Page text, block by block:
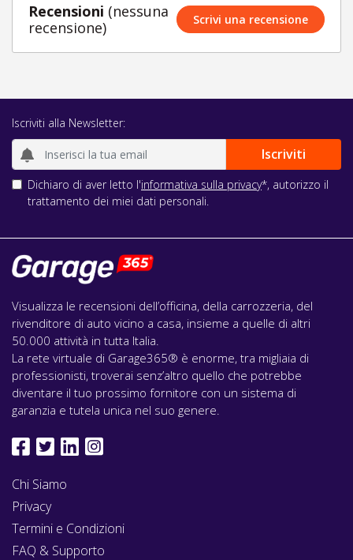
Recensioni (nessuna
recensione)
Scrivi una recensione
Iscriviti alla Newsletter:
Dichiaro di aver letto l'informativa sulla privacy*, autorizzo il
trattamento dei miei dati personali.
Visualizza le recensioni dell’officina, della carrozzeria, del
rivenditore di auto vicino a casa, insieme a quelle di altri
50.000 attività in tutta Italia.
La rete virtuale di Garage365® è enorme, tra migliaia di
professionisti, troverai senz’altro quello che potrebbe
diventare il tuo prossimo fornitore con un sistema di
garanzia e tutela unica nel suo genere.
Chi Siamo
Privacy
Termini e Condizioni
FAQ & Supporto